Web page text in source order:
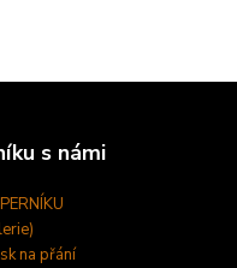
s námi
na přání